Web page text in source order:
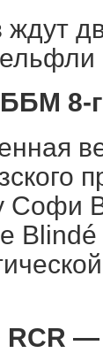
ждут
8-
Софи
RCR